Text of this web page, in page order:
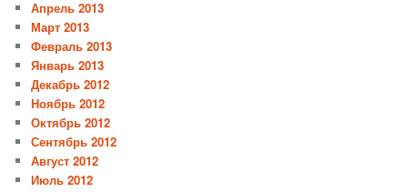
Апрель 2013
Март 2013
Февраль 2013
Январь 2013
Декабрь 2012
Ноябрь 2012
Октябрь 2012
Сентябрь 2012
Август 2012
Июль 2012